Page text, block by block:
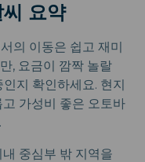
요약
의 이동은 쉽고 재미
, 요금이 깜짝 놀랄
지 확인하세요. 현지
가성비 좋은 오토바
중심부 밖 지역을